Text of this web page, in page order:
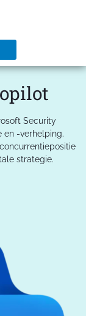
Security
en -verhelping.
strategie.